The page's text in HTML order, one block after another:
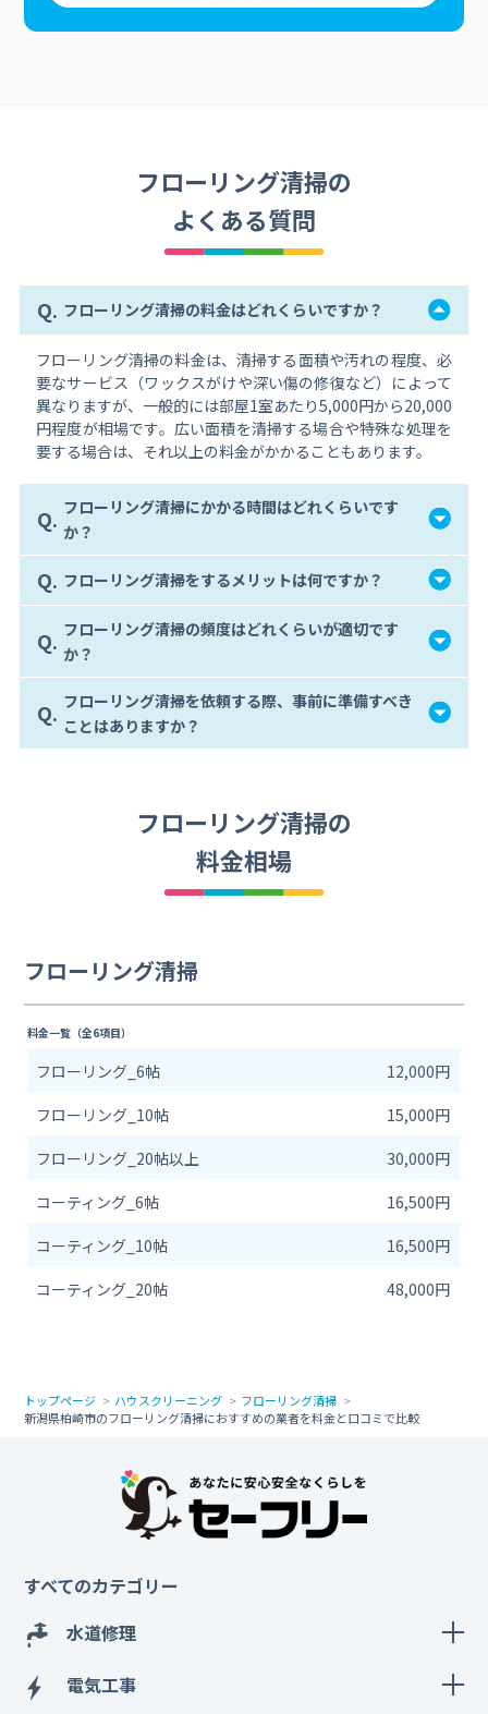
フローリング清掃の
よくある質問
Q. フローリング清掃の料金はどれくらいですか？
フローリング清掃の料金は、清掃する面積や汚れの程度、必
要なサービス（ワックスがけや深い傷の修復など）によって
異なりますが、一般的には部屋1室あたり5,000円から20,000
円程度が相場です。広い面積を清掃する場合や特殊な処理を
要する場合は、それ以上の料金がかかることもあります。
Q. フローリング清掃にかかる時間はどれくらいです
か？
Q. フローリング清掃をするメリットは何ですか？
Q. フローリング清掃の頻度はどれくらいが適切です
か？
Q. フローリング清掃を依頼する際、事前に準備すべき
ことはありますか？
フローリング清掃の
料金相場
フローリング清掃
料金一覧（全6項目）
フローリング_6帖
12,000円
フローリング_10帖
15,000円
フローリング_20帖以上
30,000円
コーティング_6帖
16,500円
コーティング_10帖
16,500円
コーティング_20帖
48,000円
トップページ ハウスクリーニング
フローリング清掃
新潟県柏崎市のフローリング清掃におすすめの業者を料金と口コミで比較
すべてのカテゴリー
水道修理
電気工事